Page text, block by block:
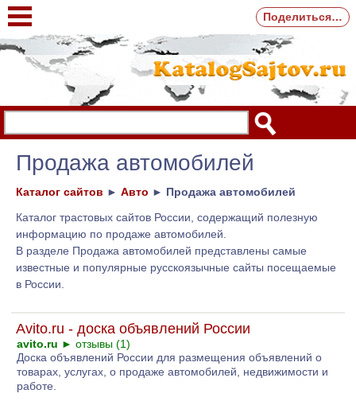
Продажа автомобилей
Каталог сайтов ► Авто ► Продажа автомобилей
Каталог трастовых сайтов России, содержащий полезную
информацию по продаже автомобилей.
В разделе Продажа автомобилей представлены самые
известные и популярные русскоязычные сайты посещаемые
в России.
Avito.ru - доска объявлений России
avito.ru ► отзывы (1)
Доска объявлений России для размещения объявлений о
товарах, услугах, о продаже автомобилей, недвижимости и
работе.
Поделиться…